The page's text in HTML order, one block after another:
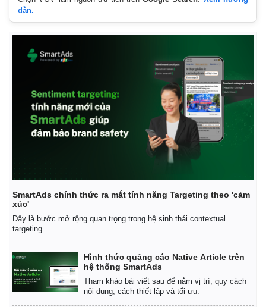
Vụ án
Tin nóng
Tư vấn luật
Quân sự - Quốc phòng
Vũ khí
Việt Nam
Phân tích
dẫn.
SmartAds chính thức ra mắt tính năng Targeting theo 'cảm
xúc'
Đây là bước mở rộng quan trọng trong hệ sinh thái contextual
targeting.
Hình thức quảng cáo Native Article trên
hệ thống SmartAds
Tham khảo bài viết sau để nắm vị trí, quy cách
nội dung, cách thiết lập và tối ưu.